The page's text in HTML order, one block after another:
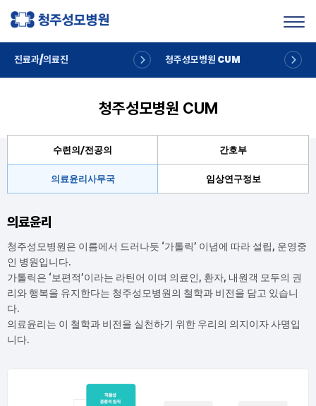
진료과/의료진 청주성모병원 CUM
청주성모병원 CUM
수련의/전공의 간호부
의료윤리사무국 임상연구정보
의료윤리
청주성모병원은 이름에서 드러나듯 ‘가톨릭’ 이념에 따라 설립, 운영중
인 병원입니다.
가톨릭은 ‘보편적’이라는 라틴어 이며 의료인, 환자, 내원객 모두의 권
리와 행복을 유지한다는 청주성모병원의 철학과 비전을 담고 있습니
다.
의료윤리는 이 철학과 비전을 실천하기 위한 우리의 의지이자 사명입
니다.